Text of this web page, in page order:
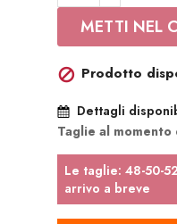
METTI NEL
 Prodotto
Dettagli
Taglie al
Le taglie: 48-50-
arrivo a breve